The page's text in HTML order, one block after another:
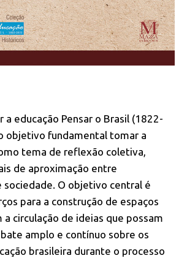
a educação Pensar o Brasil (1822-
objetivo fundamental tomar a
tema de reflexão coletiva,
de aproximação entre
sociedade. O objetivo central é
para a construção de espaços
circulação de ideias que possam
amplo e contínuo sobre os
brasileira durante o processo